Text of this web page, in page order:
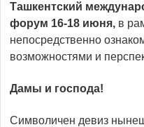
Ташкентский
форум 16-18 июня, в
непосредственно
возможностями и
Дамы и господа!
Символичен девиз